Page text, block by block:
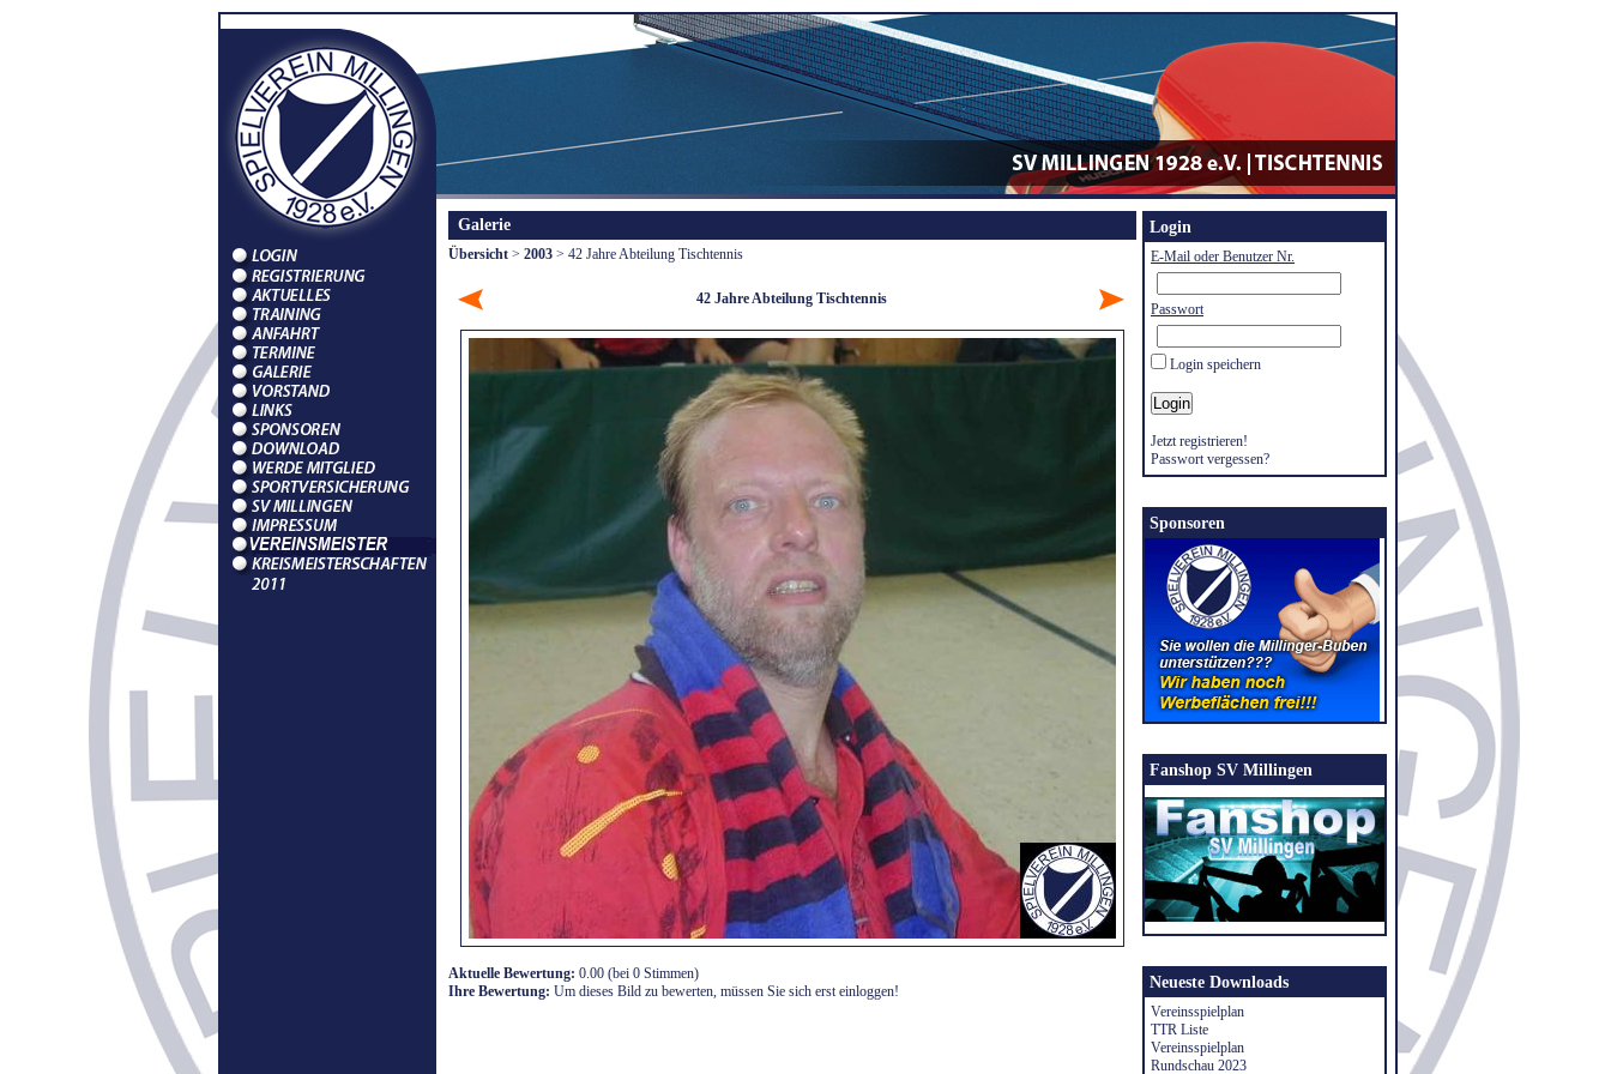
Galerie
Übersicht > 2003 > 42 Jahre Abteilung Tischtennis
42 Jahre Abteilung Tischtennis
Aktuelle Bewertung: 0.00 (bei 0 Stimmen)
Ihre Bewertung: Um dieses Bild zu bewerten, müssen Sie sich erst einloggen!
Login
E-Mail oder Benutzer Nr.
Passwort
Login speichern
Jetzt registrieren!
Passwort vergessen?
Sponsoren
Fanshop SV Millingen
Neueste Downloads
Vereinsspielplan
TTR Liste
Vereinsspielplan
Rundschau 2023